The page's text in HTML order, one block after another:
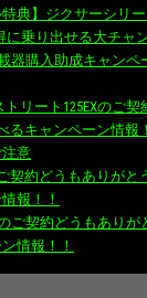
特典】ジクサーシリ
に乗り出せる大チャ
器購入助成キャンペ
リート125EXのご
るキャンペーン情報
意
契約どうもありがと
報！！
ご契約どうもあり
情報！！